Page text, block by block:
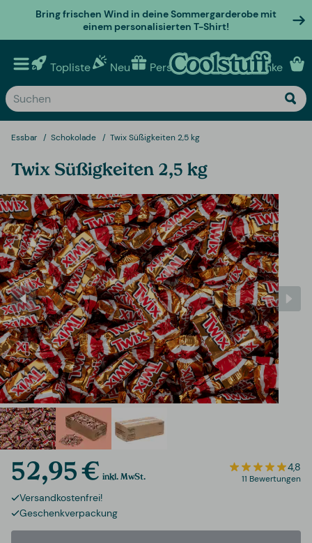
Bring frischen Wind in deine Sommergarderobe mit
einem personalisierten T-Shirt!
Topliste Neu Personalisierte geschenke
Essbar Schokolade Twix Süßigkeiten 2,5 kg
Twix Süßigkeiten 2,5 kg
52,95 € inkl. MwSt.
4,8
11 Bewertungen
Versandkostenfrei!
Geschenkverpackung